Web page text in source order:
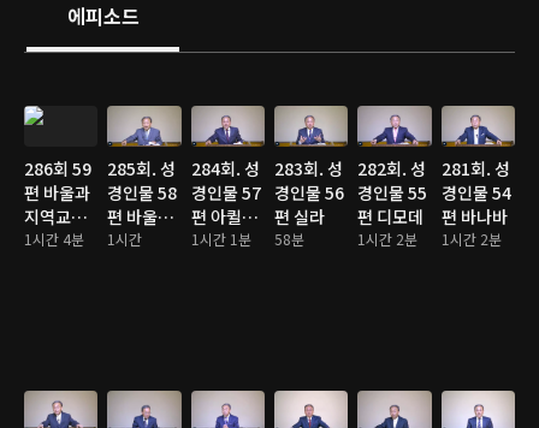
에피소드
286회 59
편 바울과
지역교회
성도들
1시간 4분
285회. 성
경인물 58
편 바울의
훌륭한 동
1시간
284회. 성
경인물 57
편 아퀼라
와 프리스
1시간 1분
283회. 성
경인물 56
편 실라
58분
282회. 성
경인물 55
편 디모데
1시간 2분
281회. 성
경인물 54
편 바나바
1시간 2분